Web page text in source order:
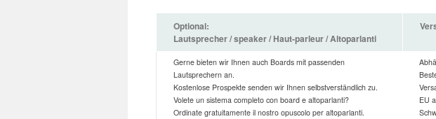
Optional:
Lautsprecher / speaker / Haut-parleur / Altoparlanti
Gerne bieten wir Ihnen auch Boards mit passenden
Lautsprechern an.
Kostenlose Prospekte senden wir Ihnen selbstverständlich zu.
Volete un sistema completo con board e altoparlanti?
Ordinate gratuitamente il nostro opuscolo per altoparlanti.
EU